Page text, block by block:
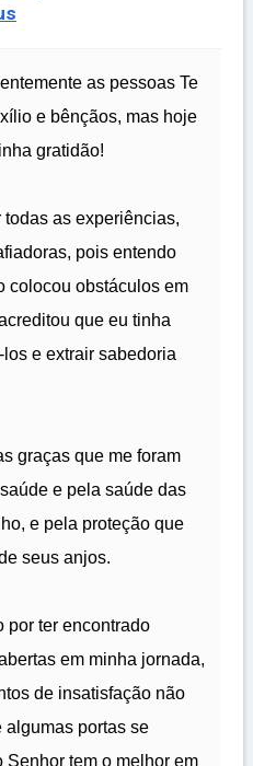
as pessoas Te
e bênçãos, mas hoje
gratidão!
as experiências,
pois entendo
colocou obstáculos em
que eu tinha
e extrair sabedoria
graças que me foram
e pela saúde das
e pela proteção que
seus anjos.
por ter encontrado
em minha jornada,
de insatisfação não
algumas portas se
Senhor tem o melhor em